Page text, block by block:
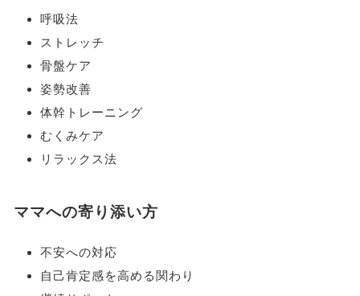
呼吸法
ストレッチ
骨盤ケア
姿勢改善
体幹トレーニング
むくみケア
リラックス法
ママへの寄り添い方
不安への対応
自己肯定感を高める関わり